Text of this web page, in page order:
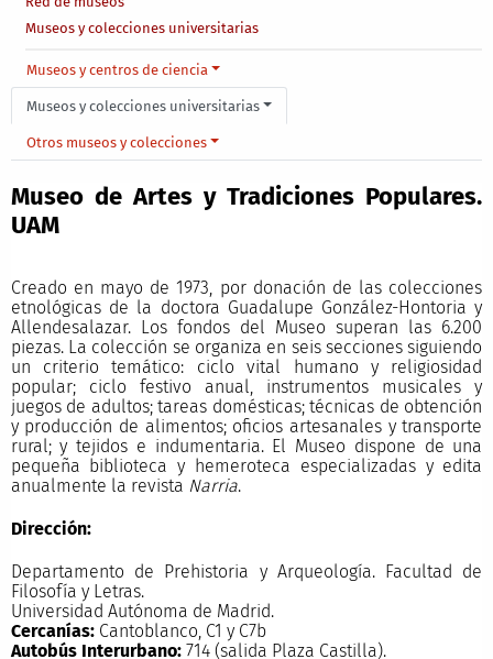
Museos y colecciones universitarias
Main menu level 4
Museos y centros de ciencia
Museos y colecciones universitarias
Otros museos y colecciones
Museo de Artes y Tradiciones Populares.
UAM
Creado en mayo de 1973, por donación de las colecciones
etnológicas de la doctora Guadalupe González-Hontoria y
Allendesalazar. Los fondos del Museo superan las 6.200
piezas. La colección se organiza en seis secciones siguiendo
un criterio temático: ciclo vital humano y religiosidad
popular; ciclo festivo anual, instrumentos musicales y
juegos de adultos; tareas domésticas; técnicas de obtención
y producción de alimentos; oficios artesanales y transporte
rural; y tejidos e indumentaria. El Museo dispone de una
pequeña biblioteca y hemeroteca especializadas y edita
anualmente la revista Narria.
Dirección:
Departamento de Prehistoria y Arqueología. Facultad de
Filosofía y Letras.
Universidad Autónoma de Madrid.
Cercanías:Cantoblanco, C1 y C7b
Autobús Interurbano:714 (salida Plaza Castilla).